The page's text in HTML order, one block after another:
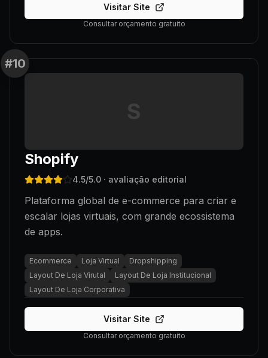
Visitar Site
Consultar orçamento gratuito
#10
S
Shopify
4.5/5.0 · avaliação editorial
Plataforma global de e-commerce para criar e
escalar lojas virtuais, com grande ecossistema
de apps.
Ecommerce Loja Virtual
Dropshipping
Layout De Loja Virutal
Layout De Loja Institucional
Layout De Loja Corporativa
Visitar Site
Consultar orçamento gratuito